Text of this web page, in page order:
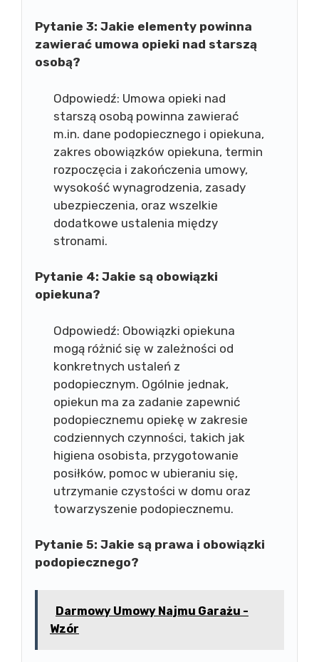
Pytanie 3: Jakie elementy powinna
zawierać umowa opieki nad starszą
osobą?
Odpowiedź: Umowa opieki nad
starszą osobą powinna zawierać
m.in. dane podopiecznego i opiekuna,
zakres obowiązków opiekuna, termin
rozpoczęcia i zakończenia umowy,
wysokość wynagrodzenia, zasady
ubezpieczenia, oraz wszelkie
dodatkowe ustalenia między
stronami.
Pytanie 4: Jakie są obowiązki
opiekuna?
Odpowiedź: Obowiązki opiekuna
mogą różnić się w zależności od
konkretnych ustaleń z
podopiecznym. Ogólnie jednak,
opiekun ma za zadanie zapewnić
podopiecznemu opiekę w zakresie
codziennych czynności, takich jak
higiena osobista, przygotowanie
posiłków, pomoc w ubieraniu się,
utrzymanie czystości w domu oraz
towarzyszenie podopiecznemu.
Pytanie 5: Jakie są prawa i obowiązki
podopiecznego?
Darmowy Umowy Najmu Garażu -
Wzór